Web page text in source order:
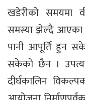
खडेरीको समयमा
समस्या झेल्दै आएका
पानी आपूर्ति हुन
सकेको छैन ।
दीर्घकालिन